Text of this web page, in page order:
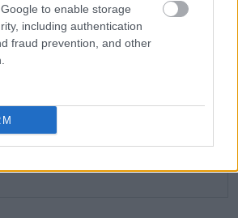
to enable storage
including authentication
fraud prevention, and other